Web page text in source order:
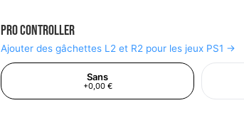
Pro Controller
Ajouter des gâchettes L2 et R2 pour les jeux PS1 →
Sans
+0,00 €